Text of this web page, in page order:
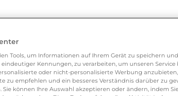
vielen nützlichen Kriterien, wie
worden.
definiert kannst du somit viel schneller
Tools, um Informationen auf Ihrem Gerät zu speichern
Kennungen, zu verarbeiten, um unseren
oder nicht-personalisierte Werbung
zu empfehlen und ein besseres Verständnis darüber zu
können Ihre Auswahl akzeptieren oder ändern, indem